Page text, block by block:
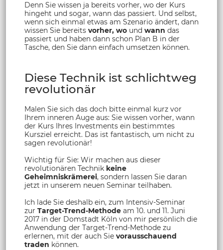
Denn Sie wissen ja bereits vorher, wo der Kurs
hingeht und sogar, wann das passiert. Und selbst,
wenn sich einmal etwas am Szenario ändert, dann
wissen Sie bereits vorher, wo und wann das
passiert und haben dann schon Plan B in der
Tasche, den Sie dann einfach umsetzen können.
Diese Technik ist schlichtweg
revolutionär
Malen Sie sich das doch bitte einmal kurz vor
Ihrem inneren Auge aus: Sie wissen vorher, wann
der Kurs Ihres Investments ein bestimmtes
Kursziel erreicht. Das ist fantastisch, um nicht zu
sagen revolutionär!
Wichtig für Sie: Wir machen aus dieser
revolutionären Technik keine
Geheimniskrämerei, sondern lassen Sie daran
jetzt in unserem neuen Seminar teilhaben.
Ich lade Sie deshalb ein, zum Intensiv-Seminar
zur Target-Trend-Methode am 10. und 11. Juni
2017 in der Domstadt Köln von mir persönlich die
Anwendung der Target-Trend-Methode zu
erlernen, mit der auch Sie vorausschauend
traden können.